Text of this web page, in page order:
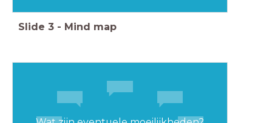
Slide 3 - Mind map